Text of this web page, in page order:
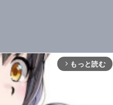
arrow_forward_ios もっと読む